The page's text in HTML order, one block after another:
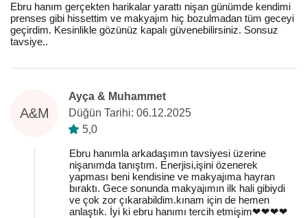
Ebru hanım gerçekten harikalar yarattı nişan günümde kendimi
prenses gibi hissettim ve makyajım hiç bozulmadan tüm geceyi
geçirdim. Kesinlikle gözünüz kapalı güvenebilirsiniz. Sonsuz
tavsiye..
A&M
Ayça & Muhammet
Düğün Tarihi: 06.12.2025
5,0
Ebru hanımla arkadaşımın tavsiyesi üzerine
nişanımda tanıştım. Enerjisi,işini özenerek
yapması beni kendisine ve makyajıma hayran
bıraktı. Gece sonunda makyajımın ilk hali gibiydi
ve çok zor çıkarabildim.kınam için de hemen
anlaştık. İyi ki ebru hanımı tercih etmişim❤️❤️❤️❤️